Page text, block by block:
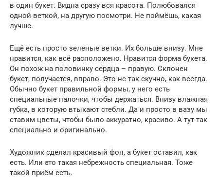
в один букет. Видна сразу вся красота. Полюбовался
одной веткой, на другую посмотри. Не поймёшь, какая
лучше.
Ещё есть просто зеленые ветки. Их больше внизу. Мне
нравится, как всё расположено. Нравится форма букета.
Он похож на половинку сердца – правую. Склонен
букет, получается, вправо. Это не так скучно, как всегда.
Обычно букет правильной формы, у него есть
специальные палочки, чтобы держаться. Внизу влажная
губка, в которую втыкают стебли. Да и просто в вазу мы
ставим цветы, чтобы было аккуратно, красиво. А тут так
специально и оригинально.
Художник сделал красивый фон, а букет оставил, как
есть. Или это такая небрежность специальная. Тоже
такой приём есть.